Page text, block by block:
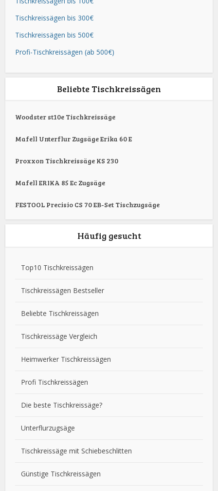
Tischkreissägen bis 300€
Tischkreissägen bis 500€
Profi-Tischkreissägen (ab 500€)
Beliebte Tischkreissägen
Woodster st10e Tischkreissäge
Mafell Unterflur Zugsäge Erika 60 E
Proxxon Tischkreissäge KS 230
Mafell ERIKA 85 Ec Zugsäge
FESTOOL Precisio CS 70 EB-Set Tischzugsäge
Häufig gesucht
Top10 Tischkreissägen
Tischkreissägen Bestseller
Beliebte Tischkreissägen
Tischkreissäge Vergleich
Heimwerker Tischkreissägen
Profi Tischkreissägen
Die beste Tischkreissäge?
Unterflurzugsäge
Tischkreissäge mit Schiebeschlitten
Günstige Tischkreissägen